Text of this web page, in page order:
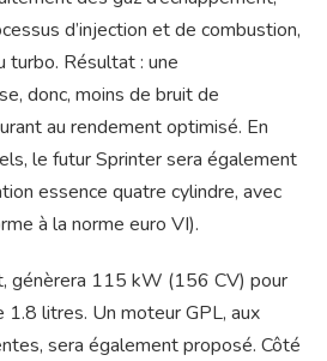
d’injection et de combustion,
turbo. Résultat : une
donc, moins de bruit de
au rendement optimisé. En
le futur Sprinter sera également
essence quatre cylindre, avec
à la norme euro VI).
génèrera 115 kW (156 CV) pour
litres. Un moteur GPL, aux
sera également proposé. Côté